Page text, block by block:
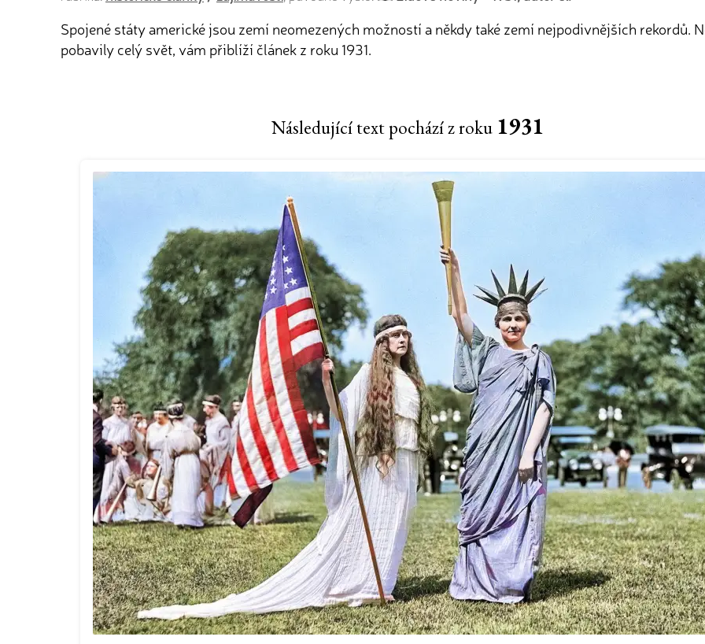
Spojené státy americké jsou zemí neomezených možností a někdy také zemí nejpodivnějších rekordů.
pobavily celý svět, vám přiblíží článek z roku 1931.
Následující text pochází z roku 1931